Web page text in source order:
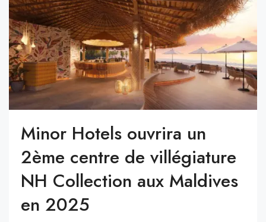
Minor Hotels ouvrira un
2ème centre de villégiature
NH Collection aux Maldives
en 2025